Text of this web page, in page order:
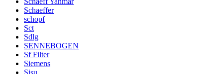
Schaeffer
schopf
Sct
Sdlg
SENNEBOGEN
Sf Filter
Siemens
Sisu